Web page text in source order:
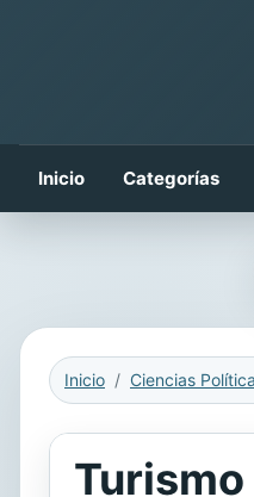
Inicio Categorías
Inicio Ciencias